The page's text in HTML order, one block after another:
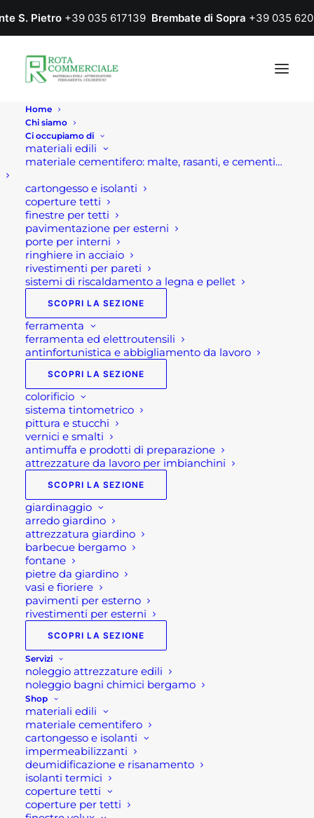
S. Pietro +39 035 617139 Brembate di Sopra +39 035
Home
Chi siamo
Ci occupiamo di
materiali edili
materiale cementifero: malte, rasanti, e cementi…
cartongesso e isolanti
coperture tetti
finestre per tetti
pavimentazione per esterni
porte per interni
ringhiere in acciaio
rivestimenti per pareti
sistemi di riscaldamento a legna e pellet
SCOPRI LA SEZIONE
ferramenta
ferramenta ed elettroutensili
antinfortunistica e abbigliamento da lavoro
SCOPRI LA SEZIONE
colorificio
sistema tintometrico
pittura e stucchi
vernici e smalti
antimuffa e prodotti di preparazione
attrezzature da lavoro per imbianchini
SCOPRI LA SEZIONE
giardinaggio
arredo giardino
attrezzatura giardino
barbecue bergamo
fontane
pietre da giardino
vasi e fioriere
pavimenti per esterno
rivestimenti per esterni
SCOPRI LA SEZIONE
Servizi
noleggio attrezzature edili
noleggio bagni chimici bergamo
Shop
materiali edili
materiale cementifero
cartongesso e isolanti
impermeabilizzanti
deumidificazione e risanamento
isolanti termici
coperture tetti
coperture per tetti
IN
TAVOLO ALLUNGABILE
DA ESTERNO LAS VEGAS
790,00€ - 920,00
Tavolo da esterno
allungabile moderno Las
Vegas
Tavolo da esterno allungabile in alluminio
verniciato taupe (marrone talpa) o antracite.
Caratteristiche tecniche: